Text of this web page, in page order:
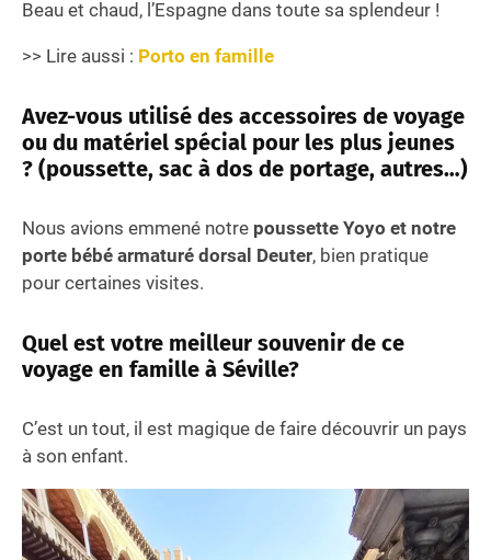
Beau et chaud, l’Espagne dans toute sa splendeur !
>> Lire aussi : Porto en famille
Avez-vous utilisé des accessoires de voyage
ou du matériel spécial pour les plus jeunes
? (poussette, sac à dos de portage, autres…)
Nous avions emmené notre poussette Yoyo et notre
porte bébé armaturé dorsal Deuter, bien pratique
pour certaines visites.
Quel est votre meilleur souvenir de ce
voyage en famille à Séville?
C’est un tout, il est magique de faire découvrir un pays
à son enfant.